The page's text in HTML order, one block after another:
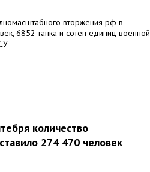
вторжения рф в
6852 танка и сотен единиц военной
количество
274 470 человек